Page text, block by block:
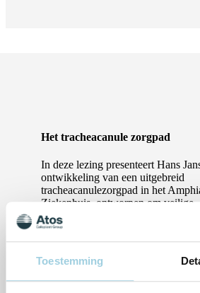
Toestemming
Het tracheacanule zorgpad
In deze lezing presenteert Hans
ontwikkeling van een uitgebreid
tracheacanulezorgpad in het
Ziekenhuis, ontworpen om veilige,
hoogwaardige zorg te waarborgen
het volledige patiënttraject – van
IC tot ontslag naar huis of een
team van superusers samenstelde,
probleemanalyse uitvoerde en hoe